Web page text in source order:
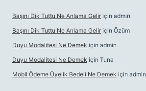
Başını Dik Tuttu Ne Anlama Gelir için admin
Başını Dik Tuttu Ne Anlama Gelir için Özüm
Duyu Modalitesi Ne Demek için admin
Duyu Modalitesi Ne Demek için Tuna
Mobil Ödeme Üyelik Bedeli Ne Demek için admin